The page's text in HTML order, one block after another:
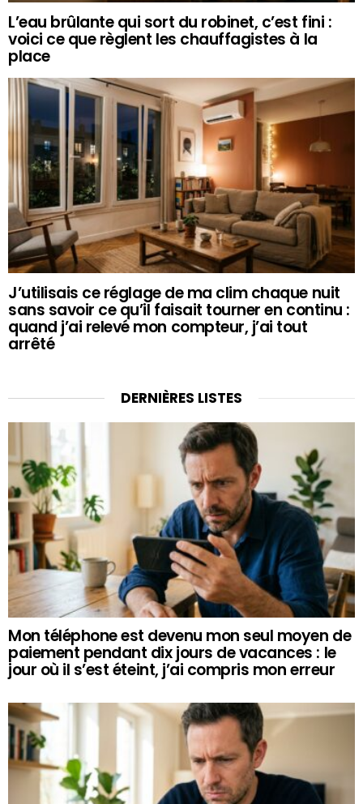
L’eau brûlante qui sort du robinet, c’est fini :
voici ce que règlent les chauffagistes à la
place
J’utilisais ce réglage de ma clim chaque nuit
sans savoir ce qu’il faisait tourner en continu :
quand j’ai relevé mon compteur, j’ai tout
arrêté
DERNIÈRES LISTES
Mon téléphone est devenu mon seul moyen de
paiement pendant dix jours de vacances : le
jour où il s’est éteint, j’ai compris mon erreur